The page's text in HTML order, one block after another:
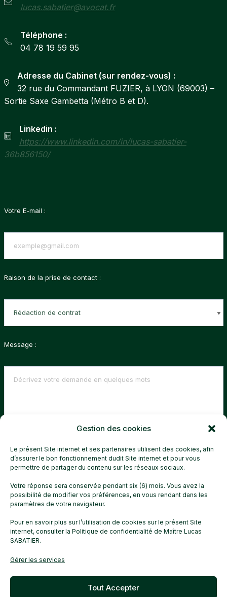
Gestion des cookies
Le présent Site internet et ses partenaires utilisent des cookies, afin
d’assurer le bon fonctionnement dudit Site internet et pour vous
permettre de partager du contenu sur les réseaux sociaux.
Votre réponse sera conservée pendant six (6) mois. Vous avez la
possibilité de modifier vos préférences, en vous rendant dans les
paramètres de votre navigateur.
Pour en savoir plus sur l’utilisation de cookies sur le présent Site
internet, consulterla Politique de confidentialité de Maître Lucas
SABATIER.
Gérer les services
Tout Accepter
lucas.sabatier@avocat.fr
Téléphone :
04 78 19 59 95
Adresse du Cabinet (sur rendez-vous) :
32 rue du Commandant FUZIER, à LYON (69003) –
Sortie Saxe Gambetta (Métro B et D).
Linkedin :
https://www.linkedin.com/in/lucas-sabatier-
36b856150/
Votre E-mail :
Raison de la prise de contact :
Message :
ENVOYER MA DEMANDE
Maître Lucas SABATIER collecte vos données personnelles pour
répondre à votre demande.
gestion de vos données et vos droits,